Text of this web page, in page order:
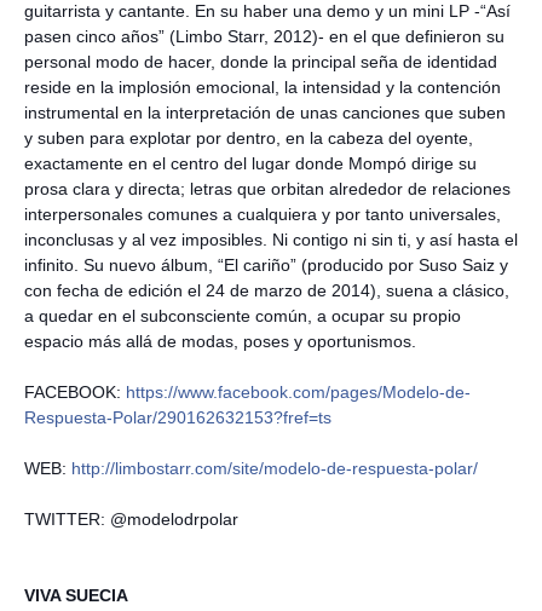
guitarrista y cantante. En su haber una demo y un mini LP -“Así
pasen cinco años” (Limbo Starr, 2012)- en el que definieron su
personal modo de hacer, donde la principal seña de identidad
reside en la implosión emocional, la intensidad y la contención
instrumental en la interpretación de unas canciones que suben
y suben para explotar por dentro, en la cabeza del oyente,
exactamente en el centro del lugar donde Mompó dirige su
prosa clara y directa; letras que orbitan alrededor de relaciones
interpersonales comunes a cualquiera y por tanto universales,
inconclusas y al vez imposibles. Ni contigo ni sin ti, y así hasta el
infinito. Su nuevo álbum, “El cariño” (producido por Suso Saiz y
con fecha de edición el 24 de marzo de 2014), suena a clásico,
a quedar en el subconsciente común, a ocupar su propio
espacio más allá de modas, poses y oportunismos.
FACEBOOK: https://www.facebook.com/pages/Modelo-de-
Respuesta-Polar/290162632153?fref=ts
WEB: http://limbostarr.com/site/modelo-de-respuesta-polar/
TWITTER: @modelodrpolar
VIVA SUECIA